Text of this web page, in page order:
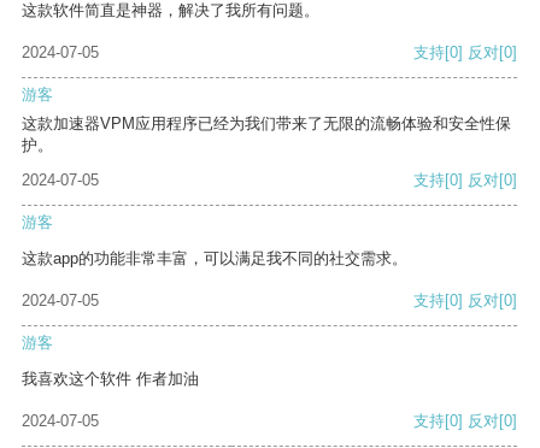
这款软件简直是神器，解决了我所有问题。
2024-07-05 支持[0] 反对[0]
游客
这款加速器VPM应用程序已经为我们带来了无限的流畅体验和安全性保
护。
2024-07-05
支持[0] 反对[0]
游客
这款app的功能非常丰富，可以满足我不同的社交需求。
2024-07-05 支持[0] 反对[0]
游客
我喜欢这个软件 作者加油
2024-07-05 支持[0] 反对[0]